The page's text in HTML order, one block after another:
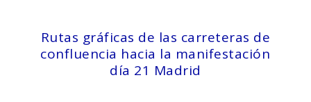
Rutas gráficas de las carreteras de
confluencia hacia la manifestación
día 21 Madrid